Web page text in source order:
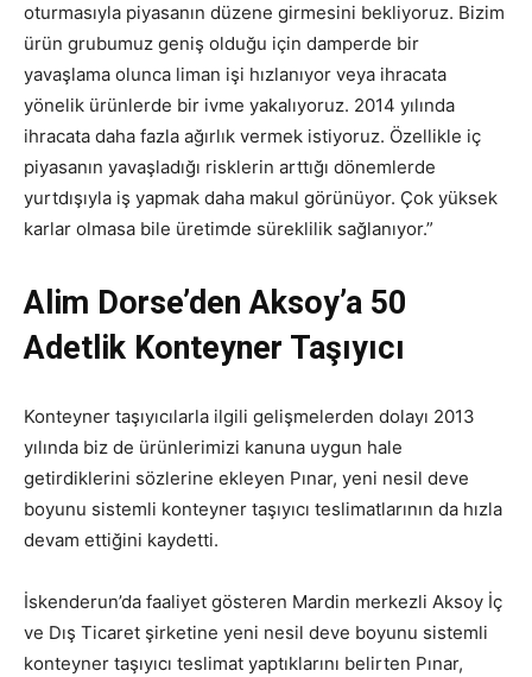
oturmasıyla piyasanın düzene girmesini bekliyoruz. Bizim
ürün grubumuz geniş olduğu için damperde bir
yavaşlama olunca liman işi hızlanıyor veya ihracata
yönelik ürünlerde bir ivme yakalıyoruz. 2014 yılında
ihracata daha fazla ağırlık vermek istiyoruz. Özellikle iç
piyasanın yavaşladığı risklerin arttığı dönemlerde
yurtdışıyla iş yapmak daha makul görünüyor. Çok yüksek
karlar olmasa bile üretimde süreklilik sağlanıyor.”
Alim Dorse’den Aksoy’a 50
Adetlik Konteyner Taşıyıcı
Konteyner taşıyıcılarla ilgili gelişmelerden dolayı 2013
yılında biz de ürünlerimizi kanuna uygun hale
getirdiklerini sözlerine ekleyen Pınar, yeni nesil deve
boyunu sistemli konteyner taşıyıcı teslimatlarının da hızla
devam ettiğini kaydetti.
İskenderun’da faaliyet gösteren Mardin merkezli Aksoy İç
ve Dış Ticaret şirketine yeni nesil deve boyunu sistemli
konteyner taşıyıcı teslimat yaptıklarını belirten Pınar,